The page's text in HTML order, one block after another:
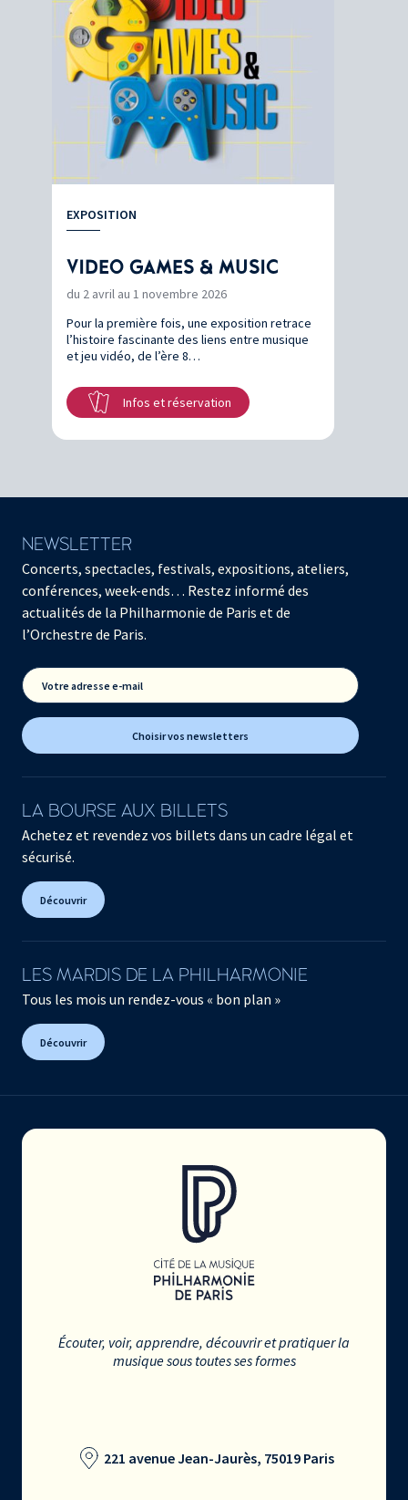
EXPOSITION
VIDEO GAMES & MUSIC
du 2 avril au 1 novembre 2026
Pour la première fois, une exposition retrace
l’histoire fascinante des liens entre musique
et jeu vidéo, de l’ère 8…
Infos et réservation
NEWSLETTER
Concerts, spectacles, festivals, expositions, ateliers,
conférences, week-ends… Restez informé des
actualités de la Philharmonie de Paris et de
l’Orchestre de Paris.
Votre adresse e-mail
Choisir vos newsletters
LA BOURSE AUX BILLETS
Achetez et revendez vos billets dans un cadre légal et
sécurisé.
Découvrir
LES MARDIS DE LA PHILHARMONIE
Tous les mois un rendez-vous « bon plan »
Découvrir
Écouter, voir, apprendre, découvrir et pratiquer la
musique sous toutes ses formes
221 avenue Jean-Jaurès, 75019 Paris